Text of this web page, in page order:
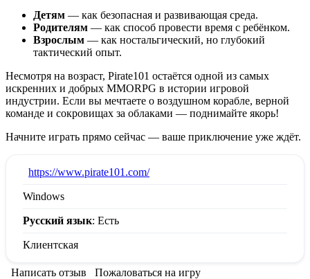
Детям — как безопасная и развивающая среда.
Родителям — как способ провести время с ребёнком.
Взрослым — как ностальгический, но глубокий
тактический опыт.
Несмотря на возраст, Pirate101 остаётся одной из самых
искренних и добрых MMORPG в истории игровой
индустрии. Если вы мечтаете о воздушном корабле, верной
команде и сокровищах за облаками — поднимайте якорь!
Начните играть прямо сейчас — ваше приключение уже ждёт.
https://www.pirate101.com/
Windows
Русский язык: Есть
Клиентская
Написать отзыв Пожаловаться на игру